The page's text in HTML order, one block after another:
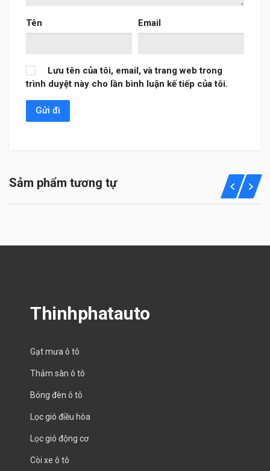
Tên Email
Lưu tên của tôi, email, và trang web trong
trình duyệt này cho lần bình luận kế tiếp của tôi.
Sảm phẩm tương tự
Thinhphatauto
Gạt mưa ô tô
Thảm sàn ô tô
Bóng đèn ô tô
Lọc gió điều hòa
Lọc gió động cơ
Còi xe ô tô